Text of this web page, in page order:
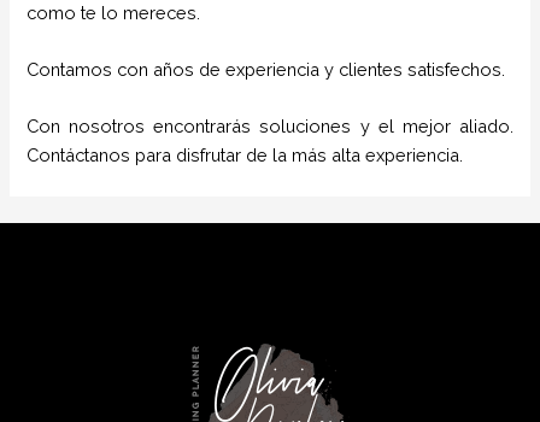
como te lo mereces.
Contamos con años de experiencia y clientes satisfechos.
Con nosotros encontrarás soluciones y el mejor aliado.
Contáctanos para disfrutar de la más alta experiencia.